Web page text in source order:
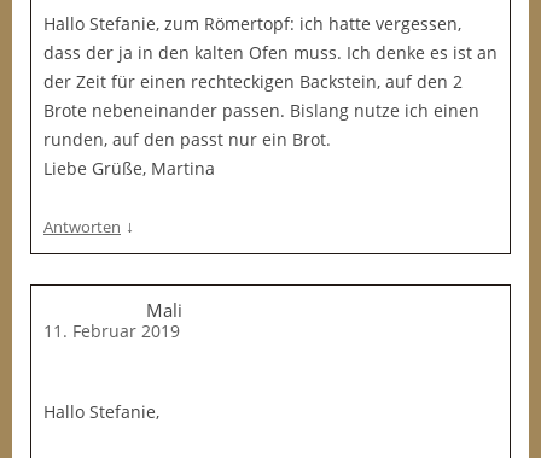
Hallo Stefanie, zum Römertopf: ich hatte vergessen,
dass der ja in den kalten Ofen muss. Ich denke es ist an
der Zeit für einen rechteckigen Backstein, auf den 2
Brote nebeneinander passen. Bislang nutze ich einen
runden, auf den passt nur ein Brot.
Liebe Grüße, Martina
Antworten ↓
Mali
11. Februar 2019
Hallo Stefanie,